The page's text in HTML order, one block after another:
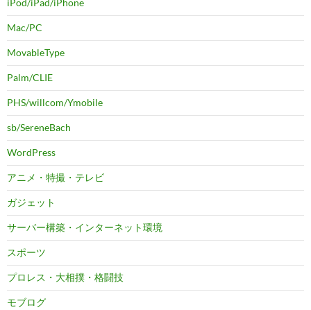
iPod/iPad/iPhone
Mac/PC
MovableType
Palm/CLIE
PHS/willcom/Ymobile
sb/SereneBach
WordPress
アニメ・特撮・テレビ
ガジェット
サーバー構築・インターネット環境
スポーツ
プロレス・大相撲・格闘技
モブログ